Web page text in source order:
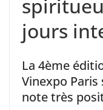
jours
La 4ème
Vinexpo Paris
note très